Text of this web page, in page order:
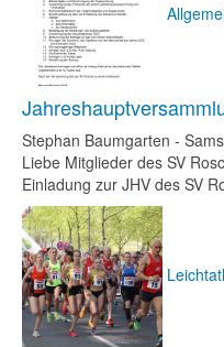
Stephan Baumgarten -
Liebe Mitglieder des SV
Einladung zur JHV des SV